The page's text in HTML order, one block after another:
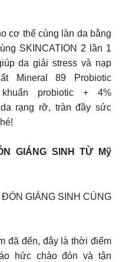
cơ thể cùng làn da bằng
SKINCATION 2 lần 1
da giải stress và nạp
Mineral 89 Probiotic
probiotic + 4%
rạng rỡ, tràn đầy sức
GIÁNG SINH TỪ Mỹ
GIÁNG SINH CÙNG
đã đến, đây là thời điểm
hức chào đón và tận